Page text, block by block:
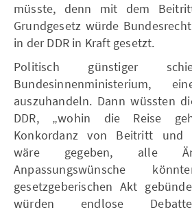
müsste, denn mit dem
Grundgesetz würde
in der DDR in Kraft gesetzt.
Politisch günstiger
Bundesinnenministerium,
auszuhandeln. Dann wüssten
DDR, „wohin die Reise
Konkordanz von Beitritt und
wäre gegeben, alle
Anpassungswünsche
gesetzgeberischen Akt
würden endlose